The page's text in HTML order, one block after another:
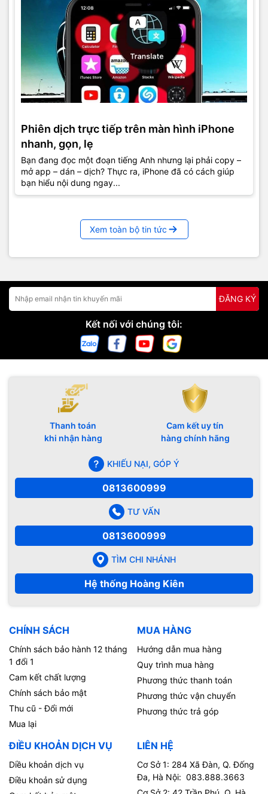
Phiên dịch trực tiếp trên màn hình iPhone
nhanh, gọn, lẹ
Bạn đang đọc một đoạn tiếng Anh nhưng lại phải copy –
mở app – dán – dịch? Thực ra, iPhone đã có cách giúp
bạn hiểu nội dung ngay...
Xem toàn bộ tin tức
ĐĂNG KÝ
Kết nối với chúng tôi:
Thanh toán
khi nhận hàng
Cam kết uy tín
hàng chính hãng
KHIẾU NẠI, GÓP Ý
0813600999
TƯ VẤN
0813600999
TÌM CHI NHÁNH
Hệ thống Hoàng Kiên
CHÍNH SÁCH
Chính sách bảo hành 12 tháng
1 đổi 1
Cam kết chất lượng
Chính sách bảo mật
Thu cũ - Đổi mới
Mua lại
MUA HÀNG
Hướng dẫn mua hàng
Quy trình mua hàng
Phương thức thanh toán
Phương thức vận chuyển
Phương thức trả góp
ĐIỀU KHOẢN DỊCH VỤ
Diều khoản dịch vụ
Điều khoản sử dụng
LIÊN HỆ
Cơ Sở 1: 284 Xã Đàn, Q. Đống
Đa, Hà Nội: 083.888.3663